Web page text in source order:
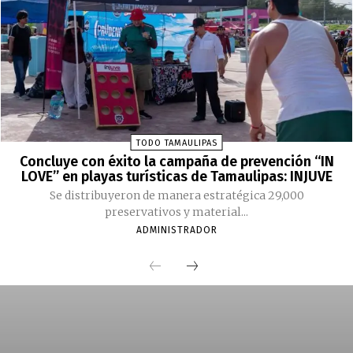
TODO TAMAULIPAS
Concluye con éxito la campaña de prevención “IN
LOVE” en playas turísticas de Tamaulipas: INJUVE
Se distribuyeron de manera estratégica 29,000
preservativos y material...
ADMINISTRADOR